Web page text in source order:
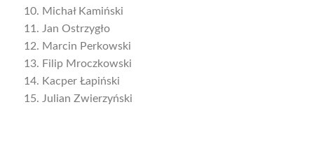
Michał Kamiński
Jan Ostrzygło
Marcin Perkowski
Filip Mroczkowski
Kacper Łapiński
Julian Zwierzyński